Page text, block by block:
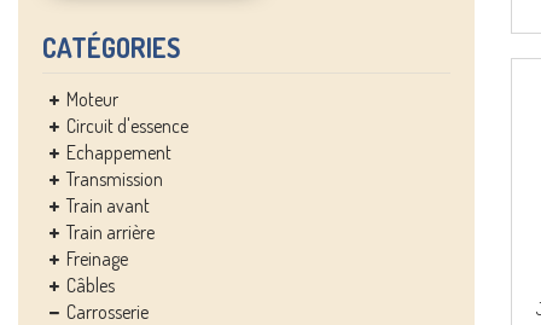
CATÉGORIES
Moteur
Circuit d'essence
Echappement
Transmission
Train avant
Train arrière
Freinage
Câbles
Carrosserie